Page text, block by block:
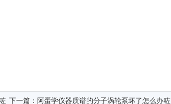
下一篇： 阿蛋学仪器质谱的分子涡轮泵坏了怎么办咗